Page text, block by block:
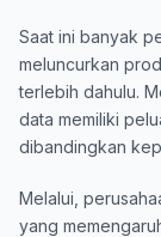
Saat ini banyak
meluncurkan
terlebih dahulu.
data memiliki
dibandingkan
Melalui,
yang